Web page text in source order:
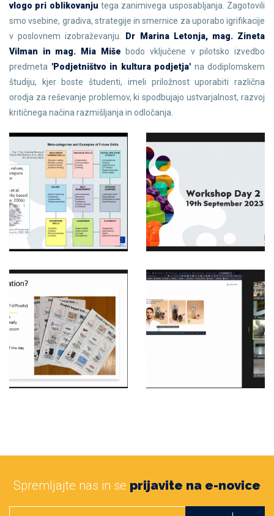
vlogo pri oblikovanju tega zanimivega usposabljanja. Zagotovili
smo vsebine, gradiva, strategije in smernice za uporabo igrifikacije
v poslovnem izobraževanju.
Dr Marina Letonja, mag. Zineta
Vilman in mag. Mia Miše bodo vključene v pilotsko izvedbo
predmeta 'Podjetništvo in kultura podjetja' na dodiplomskem
študiju, kjer boste študenti, imeli priložnost uporabiti različna
orodja za reševanje problemov, ki spodbujajo ustvarjalnost, razvoj
kritičnega načina razmišljanja in odločanja.
Spremljajte nas in se prijavite na e-novice